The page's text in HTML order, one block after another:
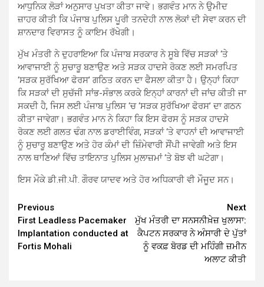
ਆਧੁਨਿਕ ਲੋੜਾਂ ਅਨੁਸਾਰ ਪੁਖਤਾ ਕੀਤਾ ਜਾਵੇ। ਭਗਵੰਤ ਮਾਨ ਨੇ ਉਮੀਦ
ਜ਼ਾਹਰ ਕੀਤੀ ਕਿ ਪੰਜਾਬ ਪੁਲਿਸ ਪੂਰੀ ਤਨਦੇਹੀ ਨਾਲ ਲੋਕਾਂ ਦੀ ਸੇਵਾ ਕਰਨ ਦੀ
ਸ਼ਾਨਦਾਰ ਵਿਰਾਸਤ ਨੂੰ ਕਾਇਮ ਰੱਖੇਗੀ।
ਮੁੱਖ ਮੰਤਰੀ ਨੇ ਦੁਹਰਾਇਆ ਕਿ ਪੰਜਾਬ ਸਰਕਾਰ ਨੇ ਸੂਬੇ ਵਿੱਚ ਸੜਕਾਂ ‘ਤੇ
ਆਵਾਜਾਈ ਨੂੰ ਸੁਚਾਰੂ ਬਣਾਉਣ ਅਤੇ ਸੜਕ ਹਾਦਸੇ ਰੋਕਣ ਲਈ ਸਮਰਪਿਤ
‘ਸੜਕ ਸੁਰੱਖਿਆ ਫੋਰਸ’ ਗਠਿਤ ਕਰਨ ਦਾ ਫੈਸਲਾ ਕੀਤਾ ਹੈ। ਉਨ੍ਹਾਂ ਕਿਹਾ
ਕਿ ਸੜਕਾਂ ਦੀ ਸੁਚੱਜੀ ਸਾਂਭ-ਸੰਭਾਲ ਕਰਕੇ ਇਨ੍ਹਾਂ ਕਾਰਨਾਂ ਦੀ ਜਾਂਚ ਕੀਤੀ ਜਾ
ਸਕਦੀ ਹੈ, ਜਿਸ ਲਈ ਪੰਜਾਬ ਪੁਲਿਸ ‘ਚ ‘ਸੜਕ ਸੁਰੱਖਿਆ ਫੋਰਸ’ ਦਾ ਗਠਨ
ਕੀਤਾ ਜਾਵੇਗਾ। ਭਗਵੰਤ ਮਾਨ ਨੇ ਕਿਹਾ ਕਿ ਇਸ ਫੋਰਸ ਨੂੰ ਸੜਕ ਹਾਦਸੇ
ਰੋਕਣ ਲਈ ਗਲਤ ਢੰਗ ਨਾਲ ਡਰਾਈਵਿੰਗ, ਸੜਕਾਂ ‘ਤੇ ਵਾਹਨਾਂ ਦੀ ਆਵਾਜਾਈ
ਨੂੰ ਸੁਚਾਰੂ ਬਣਾਉਣ ਅਤੇ ਹੋਰ ਕੰਮਾਂ ਦੀ ਜ਼ਿੰਮੇਵਾਰੀ ਸੌਂਪੀ ਜਾਵੇਗੀ ਅਤੇ ਇਸ
ਨਾਲ ਥਾਣਿਆਂ ਵਿੱਚ ਤਾਇਨਾਤ ਪੁਲਿਸ ਮੁਲਾਜ਼ਮਾਂ ‘ਤੇ ਬੋਝ ਵੀ ਘਟੇਗਾ।
ਇਸ ਮੌਕੇ ਡੀ.ਜੀ.ਪੀ. ਗੌਰਵ ਯਾਦਵ ਅਤੇ ਹੋਰ ਅਧਿਕਾਰੀ ਵੀ ਮੌਜੂਦ ਸਨ।
Continue
Reading
Previous
First Leadless Pacemaker
Implantation conducted at
Fortis Mohali
Next
ਮੁੱਖ ਮੰਤਰੀ ਦਾ ਸਨਸਨੀਖ਼ੇਜ਼ ਖੁਲਾਸਾ:
ਕੈਪਟਨ ਸਰਕਾਰ ਨੇ ਅੰਸਾਰੀ ਦੇ ਪੁੱਤਾਂ
ਨੂੰ ਵਕਫ਼ ਬੋਰਡ ਦੀ ਮਹਿੰਗੀ ਜ਼ਮੀਨ
ਅਲਾਟ ਕੀਤੀ